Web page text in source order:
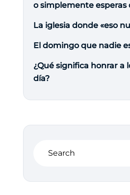
o simplemente esperas
La iglesia donde «eso
El domingo que nadie
¿Qué significa honrar a
día?